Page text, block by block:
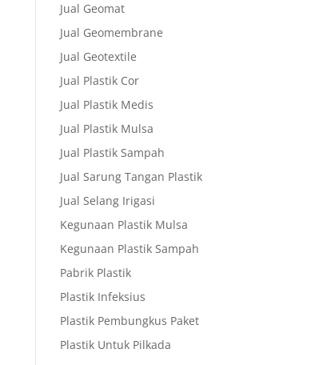
Jual Geomat
Jual Geomembrane
Jual Geotextile
Jual Plastik Cor
Jual Plastik Medis
Jual Plastik Mulsa
Jual Plastik Sampah
Jual Sarung Tangan Plastik
Jual Selang Irigasi
Kegunaan Plastik Mulsa
Kegunaan Plastik Sampah
Pabrik Plastik
Plastik Infeksius
Plastik Pembungkus Paket
Plastik Untuk Pilkada